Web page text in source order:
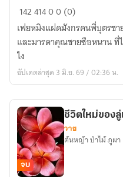
เมื่อ
เฟยห
มิง
ทะลุ
มิติ
มา
ใน
ยุค
เจ็ด
สิบ
14241400 (0)
เฟยหมิงแฝดมังกรคนพี่บุตรช
และมารดาคุณชายซือหนาน ที่
ไง
อัปเดตล่าสุด 3 มิ.ย. 69 / 02:36 น.
จบ
ชีวิตใหม่ของ
วาย
ต้นหญ้า ป่าไม้ ภูผา